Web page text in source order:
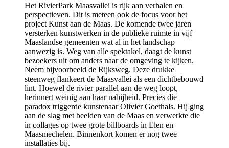
Het RivierPark Maasvallei is rijk aan verhalen en
perspectieven. Dit is meteen ook de focus voor het
project Kunst aan de Maas. De komende twee jaren
versterken kunstwerken in de publieke ruimte in vijf
Maaslandse gemeenten wat al in het landschap
aanwezig is. Weg van alle spektakel, daagt de kunst
bezoekers uit om anders naar de omgeving te kijken.
Neem bijvoorbeeld de Rijksweg. Deze drukke
steenweg flankeert de Maasvallei als een dichtbebouwd
lint. Hoewel de rivier parallel aan de weg loopt,
herinnert weinig aan haar nabijheid. Precies die
paradox triggerde kunstenaar Olivier Goethals. Hij ging
aan de slag met beelden van de Maas en verwerkte die
in collages op twee grote billboards in Elen en
Maasmechelen. Binnenkort komen er nog twee
installaties bij.